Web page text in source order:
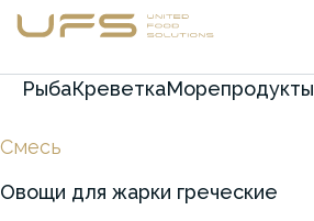
РыбаКреветкаМорепродукты
Смесь
Овощи для жарки греческие